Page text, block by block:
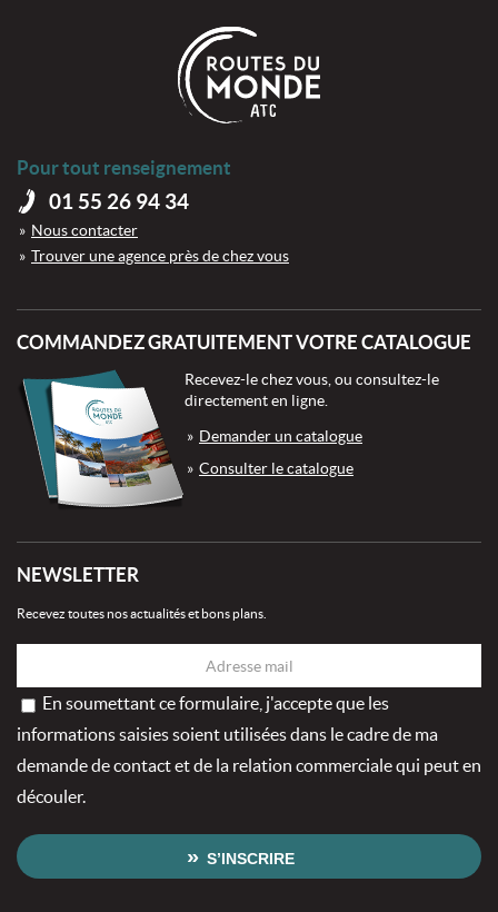
Pour tout renseignement
01 55 26 94 34
Nous contacter
Trouver une agence près de chez vous
COMMANDEZ GRATUITEMENT VOTRE CATALOGUE
Recevez-le chez vous, ou consultez-le
directement en ligne.
Demander un catalogue
Consulter le catalogue
NEWSLETTER
Recevez toutes nos actualités et bons plans.
En soumettant ce formulaire, j'accepte que les
informations saisies soient utilisées dans le cadre de ma
demande de contact et de la relation commerciale qui peut en
découler.
S’INSCRIRE